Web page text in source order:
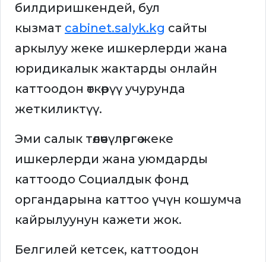
билдиришкендей, бул
кызмат cabinet.salyk.kg сайты
аркылуу жеке ишкерлерди жана
юридикалык жактарды онлайн
каттоодон өткөрүү учурунда
жеткиликтүү.
Эми салык төлөөчүлөргө жеке
ишкерлерди жана уюмдарды
каттоодо Социалдык фонд
органдарына каттоо үчүн кошумча
кайрылуунун кажети жок.
Белгилей кетсек, каттоодон